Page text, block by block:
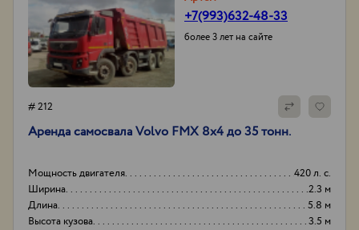
+7(993)632-48-33
более 3 лет на сайте
# 212
Аренда самосвала Volvo FMX 8х4 до 35 тонн.
Мощность двигателя
420 л. с.
Ширина
2.3 м
Длина
5.8 м
Высота кузова
3.5 м